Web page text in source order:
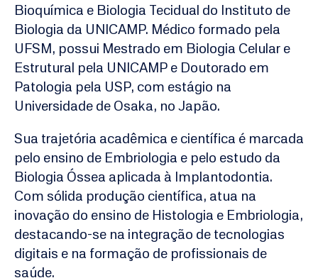
Bioquímica e Biologia Tecidual do Instituto de
Biologia da UNICAMP. Médico formado pela
UFSM, possui Mestrado em Biologia Celular e
Estrutural pela UNICAMP e Doutorado em
Patologia pela USP, com estágio na
Universidade de Osaka, no Japão.
Sua trajetória acadêmica e científica é marcada
pelo ensino de Embriologia e pelo estudo da
Biologia Óssea aplicada à Implantodontia.
Com sólida produção científica, atua na
inovação do ensino de Histologia e Embriologia,
destacando-se na integração de tecnologias
digitais e na formação de profissionais de
saúde.